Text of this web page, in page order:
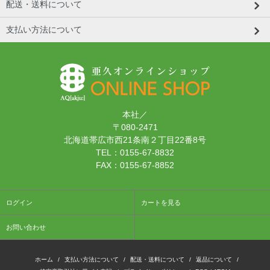
配送・送料について
支払い方法について
本社／
〒080-2471
北海道帯広市西21条南２丁目22番8号
TEL：0155-67-8832
FAX：0155-67-8852
ログイン カートを見る
お問い合わせ
ホーム / 支払い方法について / 配送・送料について / 返品について
/